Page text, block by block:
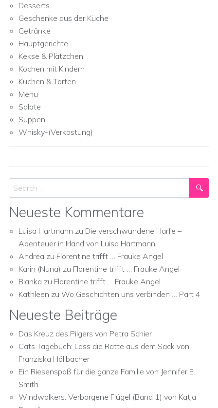
Desserts
Geschenke aus der Küche
Getränke
Hauptgerichte
Kekse & Plätzchen
Kochen mit Kindern
Kuchen & Torten
Menu
Salate
Suppen
Whisky-(Verkostung)
Search
Neueste Kommentare
Luisa Hartmann zu Die verschwundene Harfe –
Abenteuer in Irland von Luisa Hartmann
Andrea zu Florentine trifft … Frauke Angel
Karin (Nuna) zu Florentine trifft … Frauke Angel
Bianka zu Florentine trifft … Frauke Angel
Kathleen zu Wo Geschichten uns verbinden … Part 4
Neueste Beiträge
Das Kreuz des Pilgers von Petra Schier
Cats Tagebuch: Lass die Ratte aus dem Sack von
Franziska Höllbacher
Ein Riesenspaß für die ganze Familie von Jennifer E.
Smith
Windwalkers: Verborgene Flügel (Band 1) von Katja